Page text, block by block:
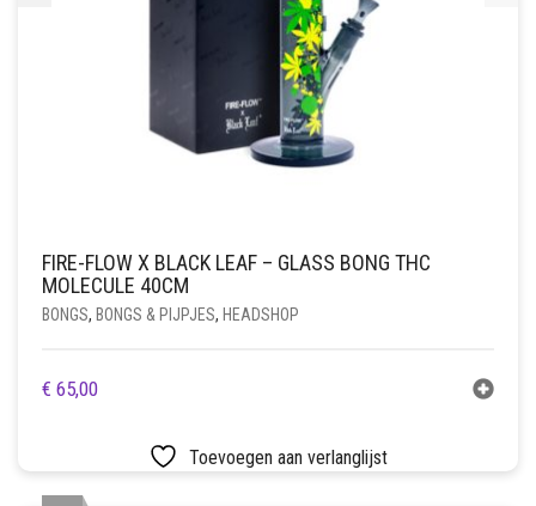
FIRE-FLOW X BLACK LEAF – GLASS BONG THC
MOLECULE 40CM
BONGS, BONGS & PIJPJES, HEADSHOP
€ 65,00
Toevoegen aan verlanglijst